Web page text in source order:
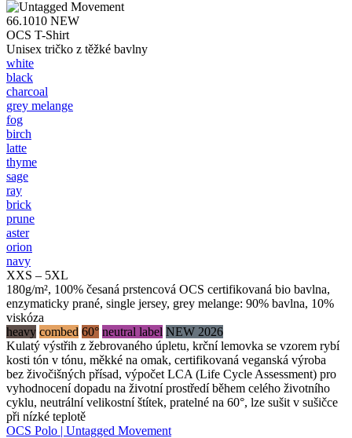
66.1010 NEW
OCS T-Shirt
Unisex tričko z těžké bavlny
white
black
charcoal
grey melange
fog
birch
latte
thyme
sage
ray
brick
prune
aster
orion
navy
XXS – 5XL
180g/m², 100% česaná prstencová OCS certifikovaná bio bavlna,
enzymaticky prané, single jersey, grey melange: 90% bavlna, 10%
viskóza
heavy combed 60° neutral label NEW 2026
Kulatý výstřih z žebrovaného úpletu, krční lemovka se vzorem rybí
kosti tón v tónu, měkké na omak, certifikovaná veganská výroba
bez živočišných přísad, výpočet LCA (Life Cycle Assessment) pro
vyhodnocení dopadu na životní prostředí během celého životního
cyklu, neutrální velikostní štítek, pratelné na 60°, lze sušit v sušičce
při nízké teplotě
OCS Polo | Untagged Movement